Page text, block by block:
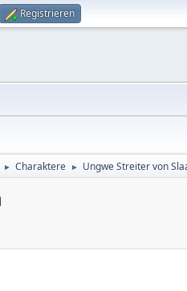
Registrieren
► Charaktere ► Ungwe Streiter von